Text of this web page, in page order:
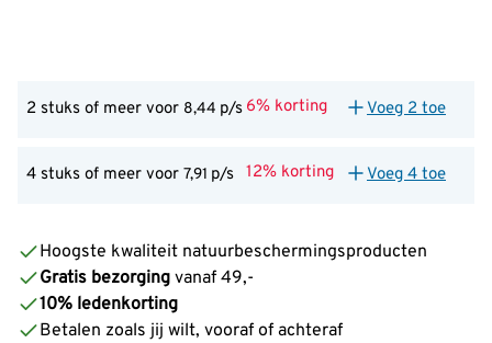
2 stuks of meer voor 8,44 p/s 6% korting Voeg 2 toe
4 stuks of meer voor 7,91 p/s 12% korting Voeg 4 toe
Hoogste kwaliteit natuurbeschermingsproducten
Gratis bezorging vanaf 49,-
10% ledenkorting
Betalen zoals jij wilt, vooraf of achteraf